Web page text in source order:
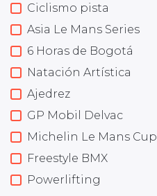
Ciclismo pista
Asia Le Mans Series
6 Horas de Bogotá
Natación Artística
Ajedrez
GP Mobil Delvac
Michelin Le Mans Cup
Freestyle BMX
Powerlifting